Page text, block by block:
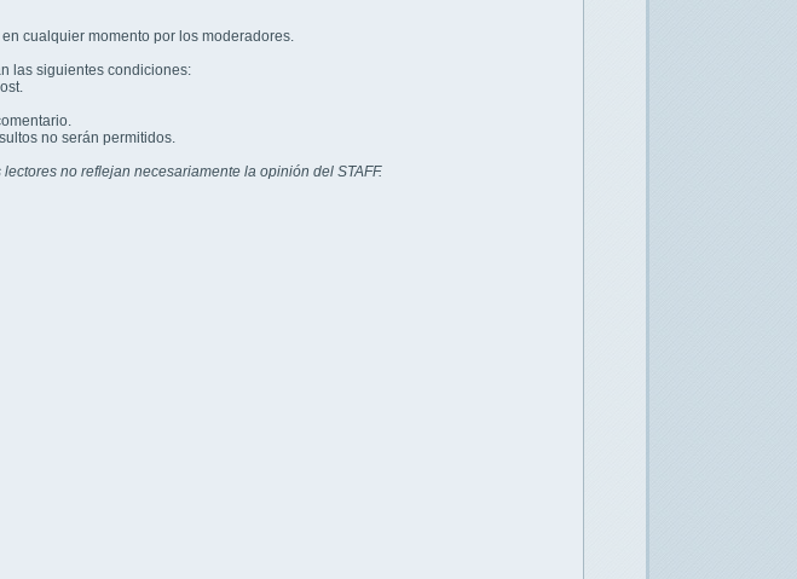
cualquier momento por los moderadores.
las siguientes condiciones:
no serán permitidos.
no reflejan necesariamente la opinión del STAFF.